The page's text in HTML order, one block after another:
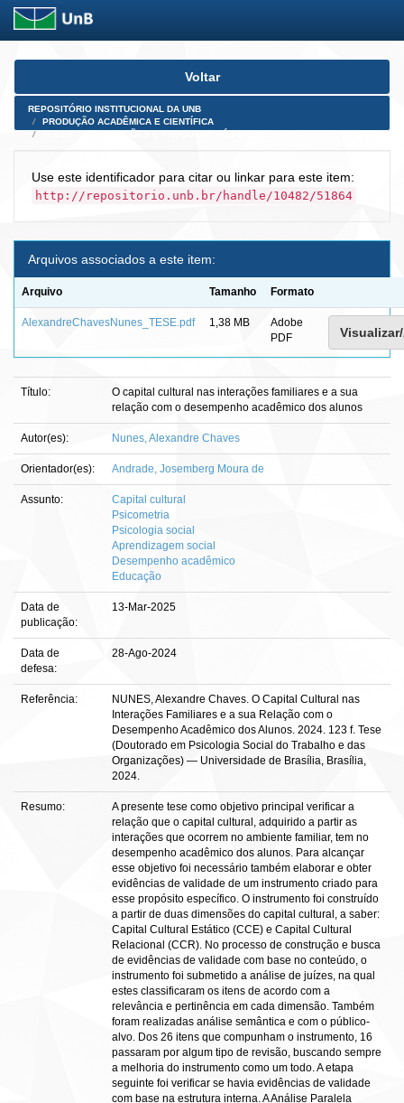
Skip
Voltar
REPOSITÓRIO INSTITUCIONAL DA UNB
PRODUÇÃO ACADÊMICA E CIENTÍFICA
Use este identificador para citar ou linkar para este item:
http://repositorio.unb.br/handle/10482/51864
Arquivos associados a este item:
Arquivo Tamanho Formato
AlexandreChavesNunes_TESE.pdf 1,38 MB
Adobe
PDF
Título:
O capital cultural nas interações familiares e a sua
relação com o desempenho acadêmico dos alunos
Autor(es): Nunes, Alexandre Chaves
Orientador(es): Andrade, Josemberg Moura de
Assunto:
Capital cultural
Psicometria
Psicologia social
Aprendizagem social
Desempenho acadêmico
Educação
Data de
publicação:
13-Mar-2025
Data de
defesa:
28-Ago-2024
Referência:
NUNES, Alexandre Chaves. O Capital Cultural nas
Interações Familiares e a sua Relação com o
Desempenho Acadêmico dos Alunos. 2024. 123 f. Tese
(Doutorado em Psicologia Social do Trabalho e das
Organizações) — Universidade de Brasília, Brasília,
2024.
Resumo:
A presente tese como objetivo principal verificar a
relação que o capital cultural, adquirido a partir as
interações que ocorrem no ambiente familiar, tem no
desempenho acadêmico dos alunos. Para alcançar
esse objetivo foi necessário também elaborar e obter
evidências de validade de um instrumento criado para
esse propósito específico. O instrumento foi construído
a partir de duas dimensões do capital cultural, a saber:
Capital Cultural Estático (CCE) e Capital Cultural
Relacional (CCR). No processo de construção e busca
de evidências de validade com base no conteúdo, o
instrumento foi submetido a análise de juízes, na qual
estes classificaram os itens de acordo com a
relevância e pertinência em cada dimensão. Também
foram realizadas análise semântica e com o público-
alvo. Dos 26 itens que compunham o instrumento, 16
passaram por algum tipo de revisão, buscando sempre
a melhoria do instrumento como um todo. A etapa
seguinte foi verificar se havia evidências de validade
com base na estrutura interna. A Análise Paralela